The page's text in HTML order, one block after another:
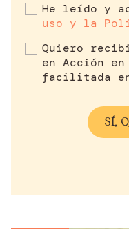
He leído y
uso y la
Quiero
en Acción
facilitada